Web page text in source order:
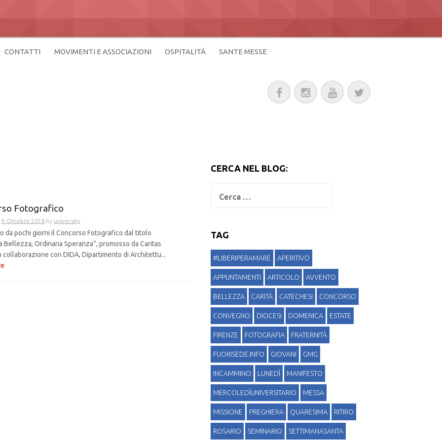
CONTATTI MOVIMENTI E ASSOCIAZIONI OSPITALITÀ SANTE MESSE
Fotografico
6 Ottobre 2018 by university
da pochi giorni il Concorso Fotografico dal titolo
Bellezza, Ordinaria Speranza”, promosso da Caritas
collaborazione con DIDA, Dipartimento di Architettu...
CERCA NEL BLOG:
c
p
e
r
:
TAG
#LIBERIPERAMARE APERITIVO
APPUNTAMENTI ARTICOLO AVVENTO
BELLEZZA CARITÀ CATECHESI CONCORSO
CONVEGNO DIOCESI DOMENICA ESTATE
FIRENZE FOTOGRAFIA FRATERNITÀ
FUORISEDE.INFO GIOVANI GMG
INCAMMINO LUNEDÌ MANIFESTO
MERCOLEDÌUNIVERSITARIO MESSA
MISSIONE PREGHIERA QUARESIMA RITIRO
ROSARIO SEMINARIO SETTIMANASANTA